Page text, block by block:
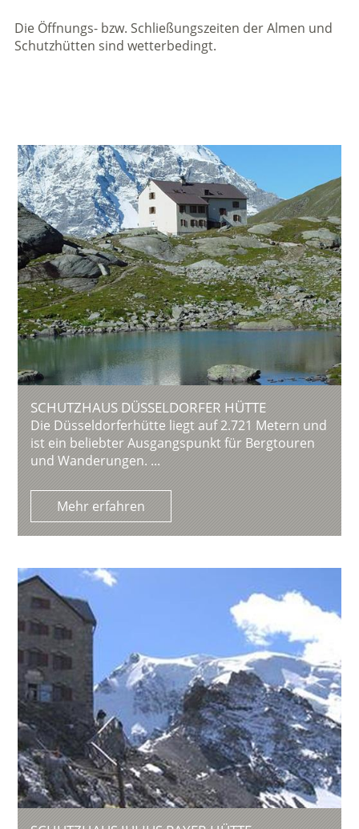
Die Öffnungs- bzw. Schließungszeiten der Almen und
Schutzhütten sind wetterbedingt.
SCHUTZHAUS DÜSSELDORFER HÜTTE
Die Düsseldorferhütte liegt auf 2.721 Metern und
ist ein beliebter Ausgangspunkt für Bergtouren
und Wanderungen. ...
Mehr erfahren